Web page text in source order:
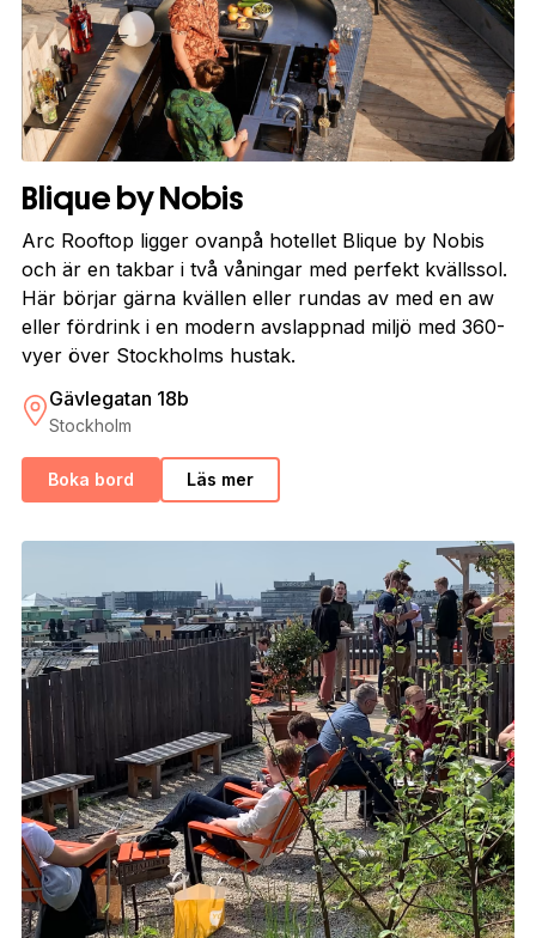
Blique by Nobis
Arc Rooftop ligger ovanpå hotellet Blique by Nobis
och är en takbar i två våningar med perfekt kvällssol.
Här börjar gärna kvällen eller rundas av med en aw
eller fördrink i en modern avslappnad miljö med 360-
vyer över Stockholms hustak.
Gävlegatan 18b
Stockholm
Boka bord Läs mer